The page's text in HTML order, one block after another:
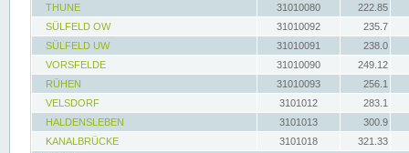
THUNE
31010080
222.85
SÜLFELD OW
31010092
235.7
SÜLFELD UW
31010091
238.0
VORSFELDE
31010090
249.12
RÜHEN
31010093
256.1
VELSDORF
3101012
283.1
HALDENSLEBEN
3101013
300.9
KANALBRÜCKE
3101018
321.33